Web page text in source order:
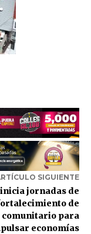
SIGUIENTE
jornadas de
de
para
economías